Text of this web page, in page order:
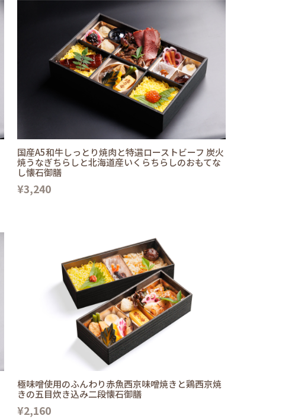
国産A5和牛しっとり焼肉と特選ローストビーフ 炭火
焼うなぎちらしと北海道産いくらちらしのおもてな
し懐石御膳
¥3,240
極味噌使用のふんわり赤魚西京味噌焼きと鶏西京焼
きの五目炊き込み二段懐石御膳
¥2,160